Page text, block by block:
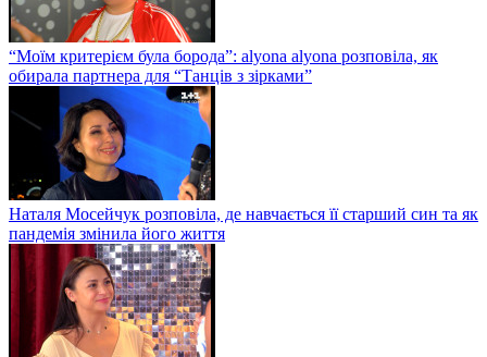
“Моїм критерієм була борода”: alyona alyona розповіла, як
обирала партнера для “Танців з зірками”
Наталя Мосейчук розповіла, де навчається її старший син та як
пандемія змінила його життя